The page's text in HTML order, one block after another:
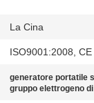
La Cina
ISO9001:2008, CE
generatore portatile
gruppo elettrogeno